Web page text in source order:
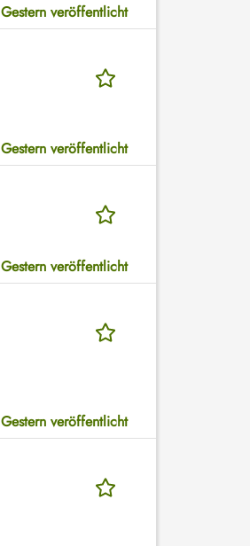
Gestern veröffentlicht
Gestern veröffentlicht
Gestern veröffentlicht
Gestern veröffentlicht